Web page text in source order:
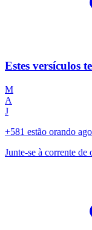
Estes versículos
M
A
J
+581 estão orando
Junte-se à corrente de